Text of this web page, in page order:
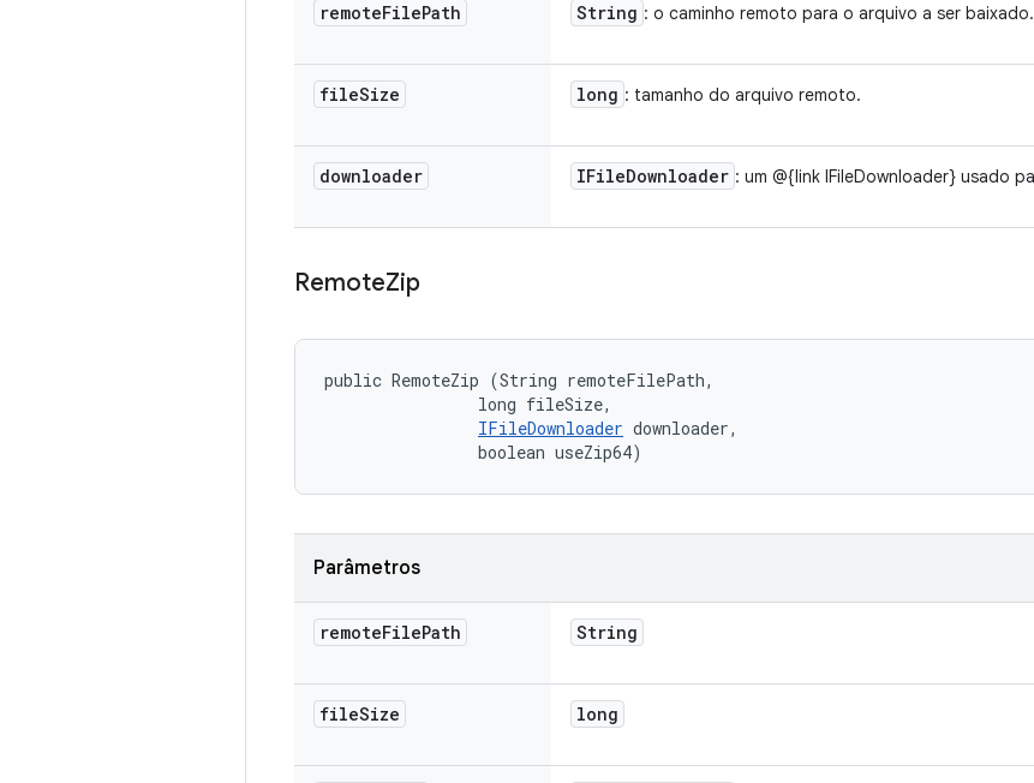
remoteFilePath String : o caminho remoto para o arquivo a ser baixado.
fileSize long : tamanho do arquivo remoto.
downloader IFileDownloader : um @{link IFileDownloader} usado
RemoteZip
public RemoteZip (String remoteFilePath,
                long fileSize,
IFileDownloader downloader,
                boolean useZip64)
Parâmetros
remoteFilePath String
fileSize long